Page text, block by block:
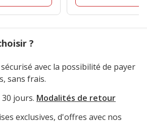
final
1.99€
?
avec la possibilité de payer
sans frais.
30 jours. Modalités de retour
exclusives, d'offres avec nos